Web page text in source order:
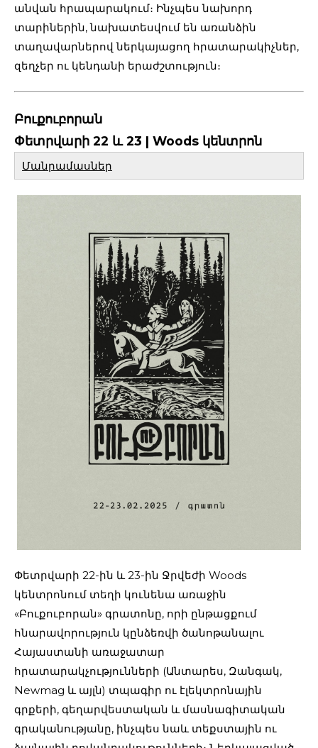
անվան հրապարակում։ Ինչպես նախորդ
տարիներին, նախատեսվում են առանձին
տաղավարներով ներկայացող հրատարակիչներ,
զեղչեր ու կենդանի երաժշտություն։
Բուքուբորան
Փետրվարի 22 և 23 | Woods կենտրոն
Մանրամասներ
Փետրվարի 22-ին և 23-ին Ջրվեժի Woods
կենտրոնում տեղի կունենա առաջին
«Բուքուբորան» գրատոնը, որի ընթացքում
հնարավորություն կընձեռվի ծանոթանալու
Հայաստանի առաջատար
հրատարակչությունների (Անտարես, Զանգակ,
Newmag և այլն) տպագիր ու էլեկտրոնային
գրքերի, գեղարվեստական և մասնագիտական
գրականությանը, ինչպես նաև տեքստային ու